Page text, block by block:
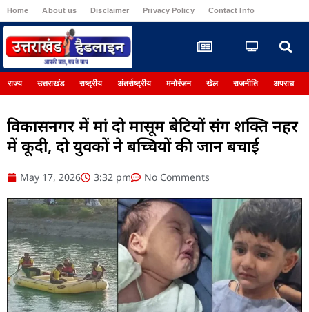
Home About us Disclaimer Privacy Policy Contact Info
राज्य उत्तराखंड राष्ट्रीय अंतर्राष्ट्रीय मनोरंजन खेल राजनीति अपराध
विकासनगर में मां दो मासूम बेटियों संग शक्ति नहर
में कूदी, दो युवकों ने बच्चियों की जान बचाई
May 17, 2026 3:32 pm No Comments